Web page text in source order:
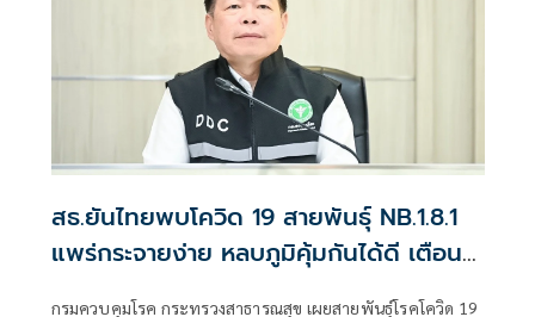
สธ.ยันไทยพบโควิด 19 สายพันธุ์ NB.1.8.1
แพร่กระจายง่าย หลบภูมิคุ้มกันได้ดี เตือน
กรมควบคุมโรค กระทรวงสาธารณสุข เผยสายพันธุ์โรคโควิด 19